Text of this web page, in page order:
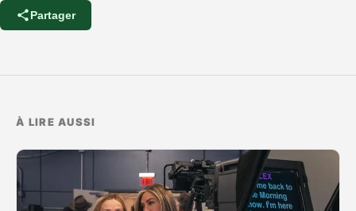
Partager
À LIRE AUSSI